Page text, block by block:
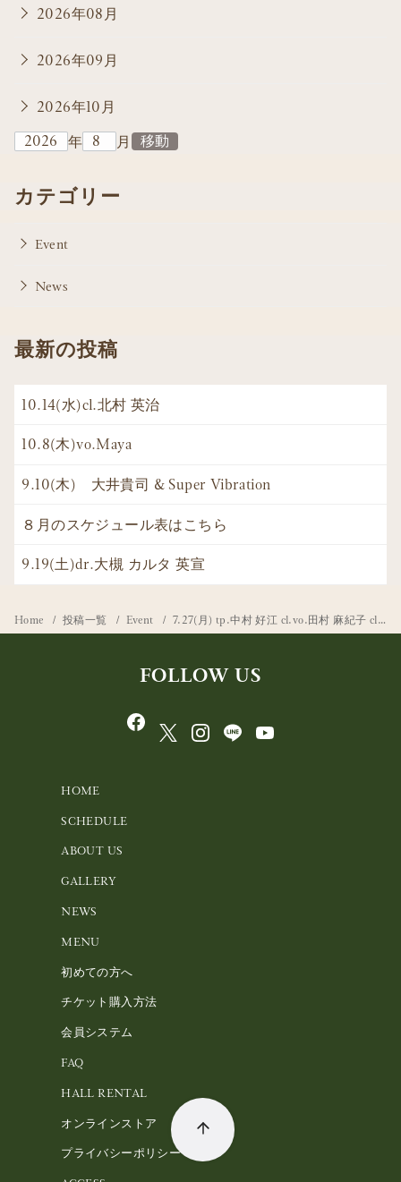
2026年08月
2026年09月
2026年10月
年
月
カテゴリー
Event
News
最新の投稿
10.14(水)cl.北村 英治
10.8(木)vo.Maya
9.10(木) 大井貴司 & Super Vibration
８月のスケジュール表はこちら
9.19(土)dr.大槻 カルタ 英宣
Home 投稿一覧 Event 7.27(月) tp.中村 好江 cl.vo.田村 麻紀子 cl,ts.右近 茂
FOLLOW US
HOME
SCHEDULE
ABOUT US
GALLERY
NEWS
MENU
初めての方へ
チケット購入方法
会員システム
FAQ
HALL RENTAL
オンラインストア
プライバシーポリシー